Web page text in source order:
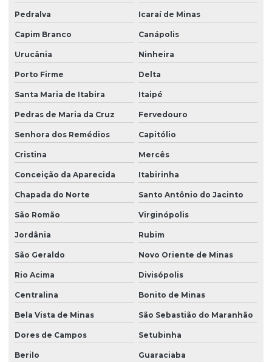
Pedralva Icaraí de Minas
Capim Branco Canápolis
Urucânia Ninheira
Porto Firme Delta
Santa Maria de Itabira Itaipé
Pedras de Maria da Cruz Fervedouro
Senhora dos Remédios Capitólio
Cristina Mercês
Conceição da Aparecida Itabirinha
Chapada do Norte Santo Antônio do Jacinto
São Romão Virginópolis
Jordânia Rubim
São Geraldo Novo Oriente de Minas
Rio Acima Divisópolis
Centralina Bonito de Minas
Bela Vista de Minas São Sebastião do Maranhão
Dores de Campos Setubinha
Berilo Guaraciaba